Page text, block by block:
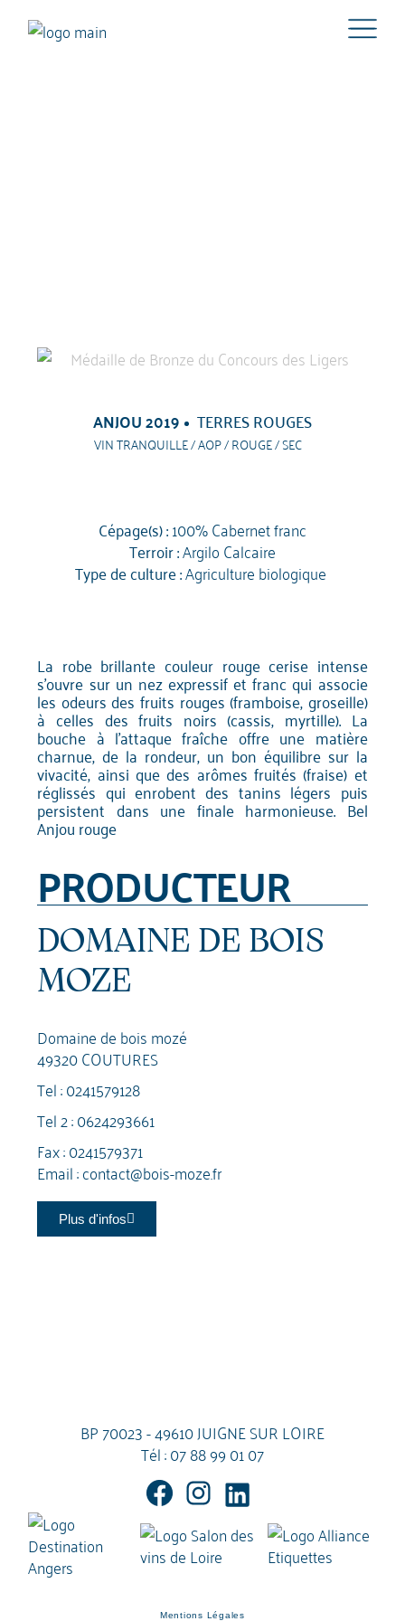
ANJOU 2019 TERRES ROUGES
VIN TRANQUILLE / AOP / ROUGE / SEC
Cépage(s) :100% Cabernet franc
Terroir :Argilo Calcaire
Type de culture :Agriculture biologique
La robe brillante couleur rouge cerise intense
s'ouvre sur un nez expressif et franc qui associe
les odeurs des fruits rouges (framboise, groseille)
à celles des fruits noirs (cassis, myrtille). La
bouche à l’attaque fraîche offre une matière
charnue, de la rondeur, un bon équilibre sur la
vivacité, ainsi que des arômes fruités (fraise) et
réglissés qui enrobent des tanins légers puis
persistent dans une finale harmonieuse. Bel
Anjou rouge
PRODUCTEUR
DOMAINE DE BOIS
MOZE
Domaine de bois mozé
49320 COUTURES
Tel :0241579128
Tel 2 :0624293661
Fax : 0241579371
Email :contact@bois-moze.fr
Plus d'infos
BP 70023 - 49610 JUIGNE SUR LOIRE
Tél :07 88 99 01 07
Mentions Légales